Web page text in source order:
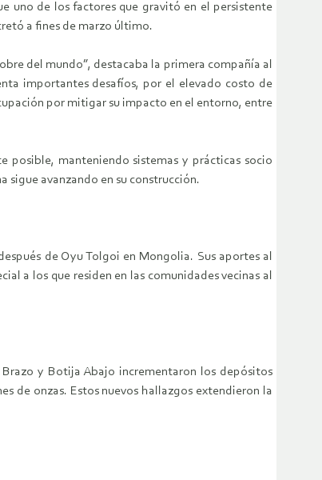
uno de los factores que gravitó en el persistente
a fines de marzo último.
del mundo”, destacaba la primera compañía al
importantes desafíos, por el elevado costo de
por mitigar su impacto en el entorno, entre
posible, manteniendo sistemas y prácticas socio
sigue avanzando en su construcción.
de Oyu Tolgoi en Mongolia. Sus aportes al
a los que residen en las comunidades vecinas al
Brazo y Botija Abajo incrementaron los depósitos
de onzas. Estos nuevos hallazgos extendieron la